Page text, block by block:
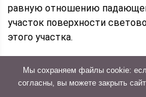
равную отношению
участок поверхности
этого участка.
Важно! Правильно
особенно важно для
Мы сохраняем файлы cookie:
согласны, вы можете закрыть сайт